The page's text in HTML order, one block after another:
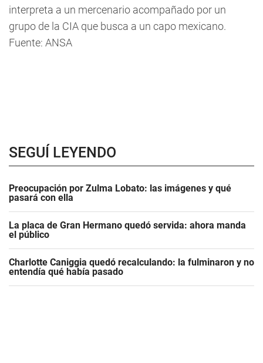
interpreta a un mercenario acompañado por un
grupo de la CIA que busca a un capo mexicano.
Fuente: ANSA
SEGUÍ LEYENDO
Preocupación por Zulma Lobato: las imágenes y qué
pasará con ella
La placa de Gran Hermano quedó servida: ahora manda
el público
Charlotte Caniggia quedó recalculando: la fulminaron y no
entendía qué había pasado